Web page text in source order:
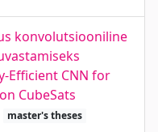
konvolutsiooniline
Efficient CNN for
CubeSats
master's theses